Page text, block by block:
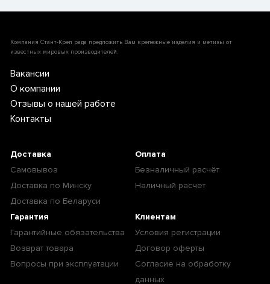
Компания Стант-Креп рада предложить Вам крепежные изделия и метизы от
известных мировых производителей.
Вакансии
О компании
Отзывы о нашей работе
Контакты
Доставка
Самовывоз
Доставка по Минску
Доставка по Беларуси
Оплата
Безналичный расчёт
Наличный расчет
Гарантия
Гарантийные обязательства
Возврат товара
Вопросы при эксплуатации
Клиентам
Условия регистрации
Договор оферты
Согласие на обработку
данных